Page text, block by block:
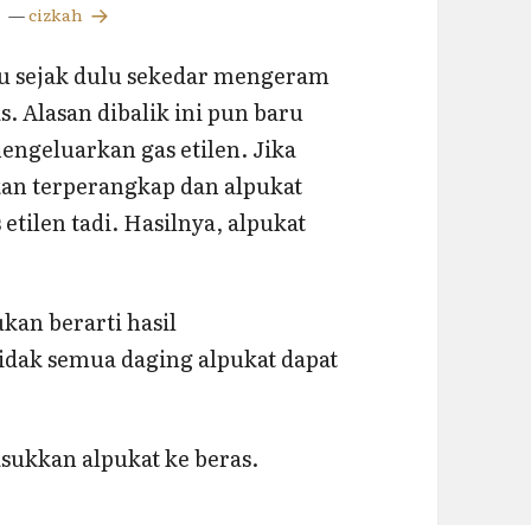
—cizkah
sejak dulu sekedar mengeram
Alasan dibalik ini pun baru
gas etilen. Jika
terperangkap dan alpukat
etilen tadi. Hasilnya, alpukat
berarti hasil
semua daging alpukat dapat
alpukat ke beras.